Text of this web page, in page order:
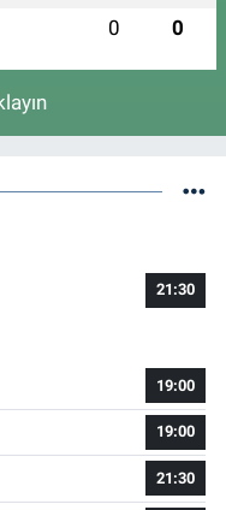
İMAM HATİP
0 0
21:30
19:00
19:00
21:30